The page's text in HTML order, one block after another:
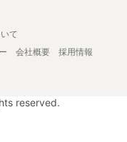
て
会社概要
採用情報
reserved.